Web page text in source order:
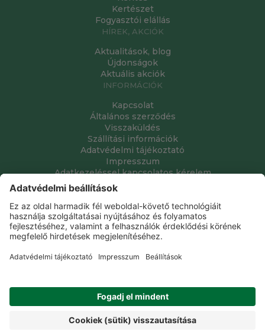
Kertészet
Fogyasztói elállás
HÍREK, AKCIÓK
Aktualitások, blog
Újdonságok
Aktuális akciók
INFORMÁCIÓK
Kapcsolat
Általános szerződés
Visszaküldés
Szállítási információk
Adatvédelmi tájékoztató
Impresszum
Adatkezeléssel kapcsolatos kérelem
Grube Kft. © 2009 - 2026. Minden jog fenntartva. All rights
reserved.
Tervezte és készítette:
Vision-Software, az Octopus 8 ERP